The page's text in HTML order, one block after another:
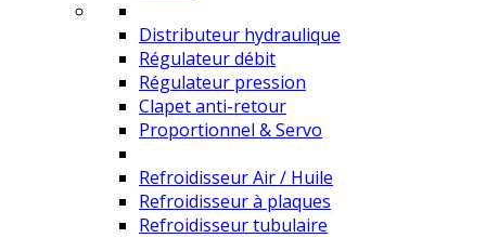
Distributeur hydraulique
Régulateur débit
Régulateur pression
Clapet anti-retour
Proportionnel & Servo
Refroidisseur Air / Huile
Refroidisseur à plaques
Refroidisseur tubulaire